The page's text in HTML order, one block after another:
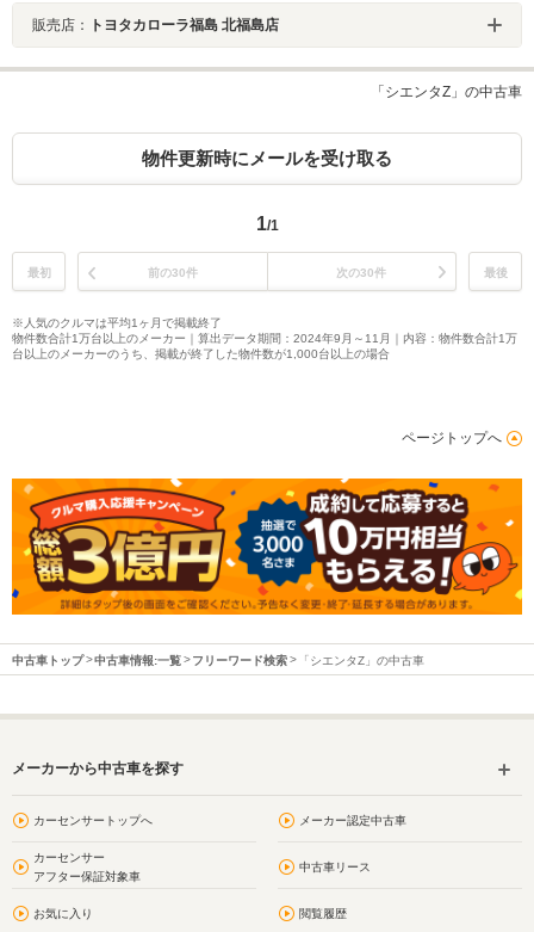
販売店： トヨタカローラ福島 北福島店
「シエンタZ」の中古車
物件更新時にメールを受け取る
1/1
最初 前の30件 次の30件 最後
※人気のクルマは平均1ヶ月で掲載終了
物件数合計1万台以上のメーカー｜算出データ期間：2024年9月～11月｜内容：物件数合計1万
台以上のメーカーのうち、掲載が終了した物件数が1,000台以上の場合
ページトップへ
中古車トップ 中古車情報:一覧 フリーワード検索 「シエンタZ」の中古車
メーカーから中古車を探す
カーセンサートップへ メーカー認定中古車
カーセンサー
アフター保証対象車
中古車リース
お気に入り 閲覧履歴